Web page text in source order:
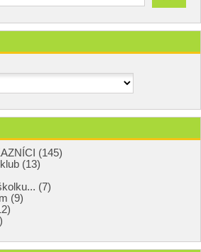
(145)
(13)
(7)
(9)